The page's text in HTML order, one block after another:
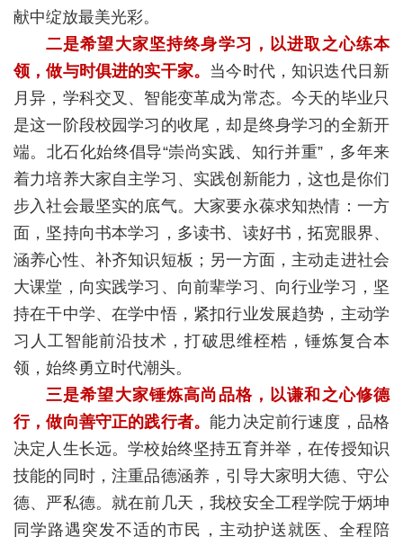
献中绽放最美光彩。
二是希望大家坚持终身学习，以进取之心练本
领，做与时俱进的实干家。 当今时代，知识迭代日新
月异，学科交叉、智能变革成为常态。今天的毕业只
是这一阶段校园学习的收尾，却是终身学习的全新开
端。北石化始终倡导“崇尚实践、知行并重”，多年来
着力培养大家自主学习、实践创新能力，这也是你们
步入社会最坚实的底气。大家要永葆求知热情：一方
面，坚持向书本学习，多读书、读好书，拓宽眼界、
涵养心性、补齐知识短板；另一方面，主动走进社会
大课堂，向实践学习、向前辈学习、向行业学习，坚
持在干中学、在学中悟，紧扣行业发展趋势，主动学
习人工智能前沿技术，打破思维桎梏，锤炼复合本
领，始终勇立时代潮头。
三是希望大家锤炼高尚品格，以谦和之心修德
行，做向善守正的践行者。能力决定前行速度，品格
决定人生长远。学校始终坚持五育并举，在传授知识
技能的同时，注重品德涵养，引导大家明大德、守公
德、严私德。就在前几天，我校安全工程学院于炳坤
同学路遇突发不适的市民，主动护送就医、全程陪